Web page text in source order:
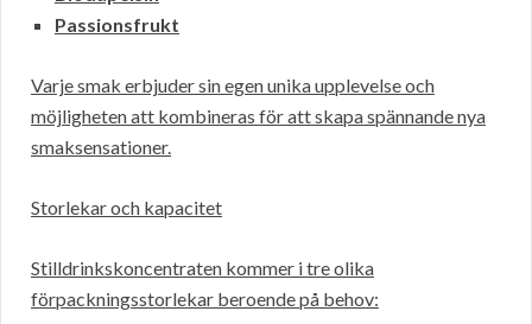
Passionsfrukt
Varje smak erbjuder sin egen unika upplevelse och
möjligheten att kombineras för att skapa spännande nya
smaksensationer.
Storlekar och kapacitet
Stilldrinkskoncentraten kommer i tre olika
förpackningsstorlekar beroende på behov: